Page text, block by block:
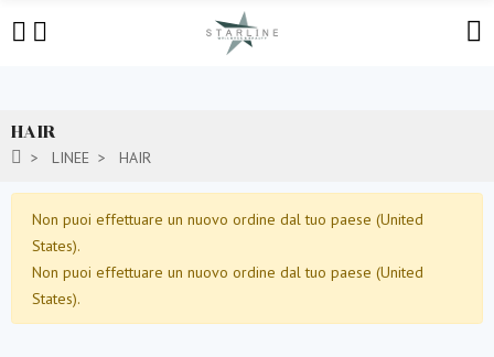
HAIR
LINEE HAIR
Non puoi effettuare un nuovo ordine dal tuo paese (United
States).
Non puoi effettuare un nuovo ordine dal tuo paese (United
States).